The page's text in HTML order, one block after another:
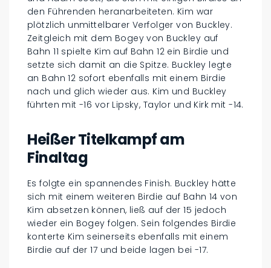
den Führenden heranarbeiteten. Kim war
plötzlich unmittelbarer Verfolger von Buckley.
Zeitgleich mit dem Bogey von Buckley auf
Bahn 11 spielte Kim auf Bahn 12 ein Birdie und
setzte sich damit an die Spitze. Buckley legte
an Bahn 12 sofort ebenfalls mit einem Birdie
nach und glich wieder aus. Kim und Buckley
führten mit -16 vor Lipsky, Taylor und Kirk mit -14.
Heißer Titelkampf am
Finaltag
Es folgte ein spannendes Finish. Buckley hätte
sich mit einem weiteren Birdie auf Bahn 14 von
Kim absetzen können, ließ auf der 15 jedoch
wieder ein Bogey folgen. Sein folgendes Birdie
konterte Kim seinerseits ebenfalls mit einem
Birdie auf der 17 und beide lagen bei -17.